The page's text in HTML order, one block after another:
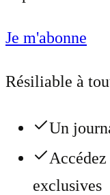
Je m'abonne
Résiliable à
Un
exclusives